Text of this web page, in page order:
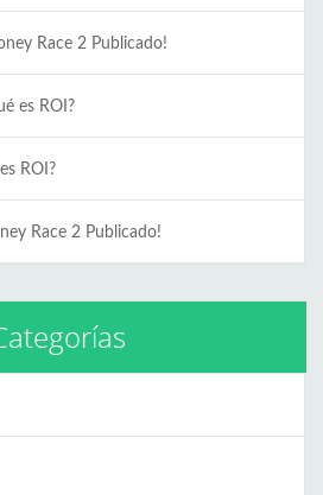
Race 2 Publicado!
es ROI?
ROI?
Race 2 Publicado!